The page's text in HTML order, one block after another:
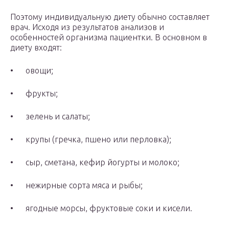
Поэтому индивидуальную диету обычно составляет
врач. Исходя из результатов анализов и
особенностей организма пациентки. В основном в
диету входят:
• овощи;
• фрукты;
• зелень и салаты;
• крупы (гречка, пшено или перловка);
• сыр, сметана, кефир йогурты и молоко;
• нежирные сорта мяса и рыбы;
• ягодные морсы, фруктовые соки и кисели.